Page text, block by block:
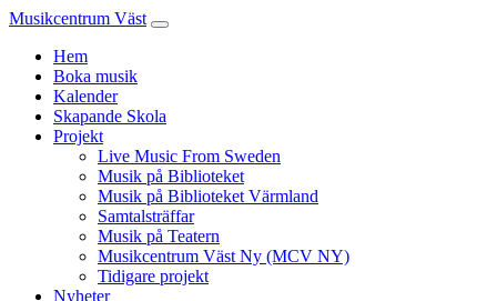
Musikcentrum Väst
Hem
Boka musik
Kalender
Skapande Skola
Projekt
Live Music From Sweden
Musik på Biblioteket
Musik på Biblioteket Värmland
Samtalsträffar
Musik på Teatern
Musikcentrum Väst Ny (MCV NY)
Tidigare projekt
Nyheter